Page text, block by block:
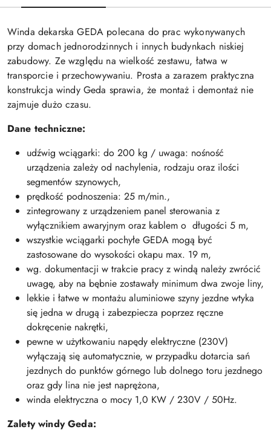
Winda dekarska GEDA polecana do prac wykonywanych
przy domach jednorodzinnych i innych budynkach niskiej
zabudowy. Ze względu na wielkość zestawu, łatwa w
transporcie i przechowywaniu. Prosta a zarazem praktyczna
konstrukcja windy Geda sprawia, że montaż i demontaż nie
zajmuje dużo czasu.
Dane techniczne:
udźwig wciągarki: do 200 kg / uwaga: nośność
urządzenia zależy od nachylenia, rodzaju oraz ilości
segmentów szynowych,
prędkość podnoszenia: 25 m/min.,
zintegrowany z urządzeniem panel sterowania z
wyłącznikiem awaryjnym oraz kablem o długości 5 m,
wszystkie wciągarki pochyłe GEDA mogą być
zastosowane do wysokości okapu max. 19 m,
wg. dokumentacji w trakcie pracy z windą należy zwrócić
uwagę, aby na bębnie zostawały minimum dwa zwoje liny,
lekkie i łatwe w montażu aluminiowe szyny jezdne wtyka
się jedna w drugą i zabezpiecza poprzez ręczne
dokręcenie nakrętki,
pewne w użytkowaniu napędy elektryczne (230V)
wyłączają się automatycznie, w przypadku dotarcia sań
jezdnych do punktów górnego lub dolnego toru jezdnego
oraz gdy lina nie jest naprężona,
winda elektryczna o mocy 1,0 KW / 230V / 50Hz.
Zalety windy Geda: